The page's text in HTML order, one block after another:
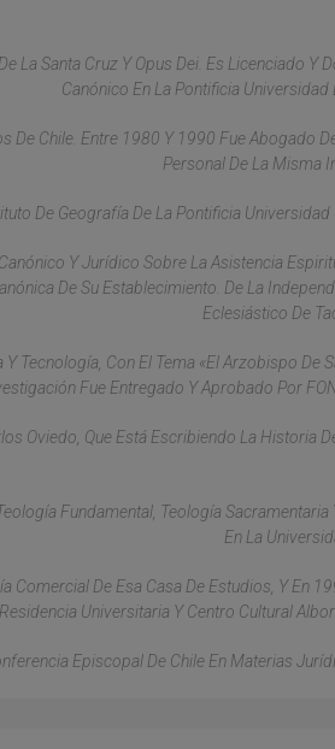
La Santa Cruz Y Opus Dei. Es Licenciado Y
Canónico En La Pontificia Universidad
Chile. Entre 1980 Y 1990 Fue Abogado
Personal De La Misma
De Geografía De La Pontificia Universidad
Y Jurídico Sobre La Asistencia
De Su Establecimiento. De La
Eclesiástico De
Tecnología, Con El Tema «El Arzobispo De
Fue Entregado Y Aprobado Por
Oviedo, Que Está Escribiendo La Historia
Fundamental, Teología Sacramentaria
En La
Comercial De Esa Casa De Estudios, Y En
Universitaria Y Centro Cultural
Episcopal De Chile En Materias